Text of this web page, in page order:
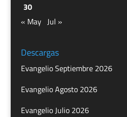
30
« May Jul »
Descargas
Evangelio Septiembre 2026
Evangelio Agosto 2026
Evangelio Julio 2026